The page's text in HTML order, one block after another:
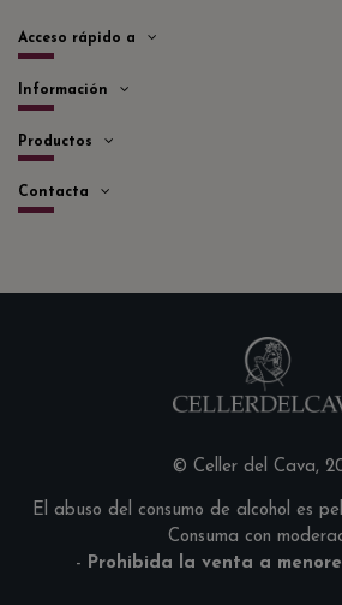
Acceso rápido a
Información
Productos
Contacta
© Celler del Cava,
El abuso del consumo de alcohol es
Consuma con
- Prohibida la venta a